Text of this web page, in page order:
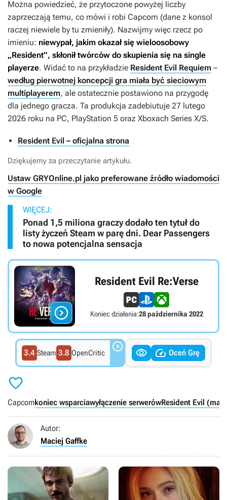
Można powiedzieć, że przytoczone powyżej liczby
zaprzeczają temu, co mówi i robi Capcom (dane z konsol
raczej niewiele by tu zmieniły). Nazwijmy więc rzecz po
imieniu: niewypał, jakim okazał się wieloosobowy
„Resident”, skłonił twórców do skupienia się na single
playerze. Widać to na przykładzie Resident Evil Requiem –
według pierwotnej koncepcji gra miała być sieciowym
multiplayerem, ale ostatecznie postawiono na przygodę
dla jednego gracza. Ta produkcja zadebiutuje 27 lutego
2026 roku na PC, PlayStation 5 oraz Xboxach Series X/S.
Resident Evil – oficjalna strona
Dziękujemy za przeczytanie artykułu.
Ustaw GRYOnline.pl jako preferowane źródło wiadomości
w Google
WIĘCEJ:
Ponad 1,5 miliona graczy dodało ten tytuł do
listy życzeń Steam w parę dni. Dear Passengers
to nowa potencjalna sensacja

Resident Evil Re:Verse
Koniec działania:28 października 2022
3.4 Steam 3.8 OpenCritic    Oceń Grę

Capcomkoniec wsparciawyłączenie serwerówResident Evil
Autor:
Maciej Gaffke